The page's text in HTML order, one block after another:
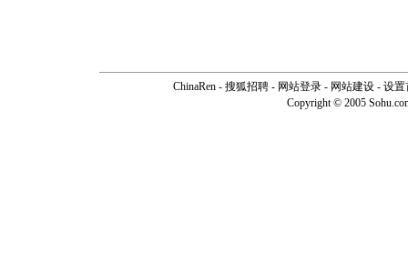
ChinaRen - 搜狐招聘 - 网站登录 - 网站建设 - 设置
Copyright © 2005